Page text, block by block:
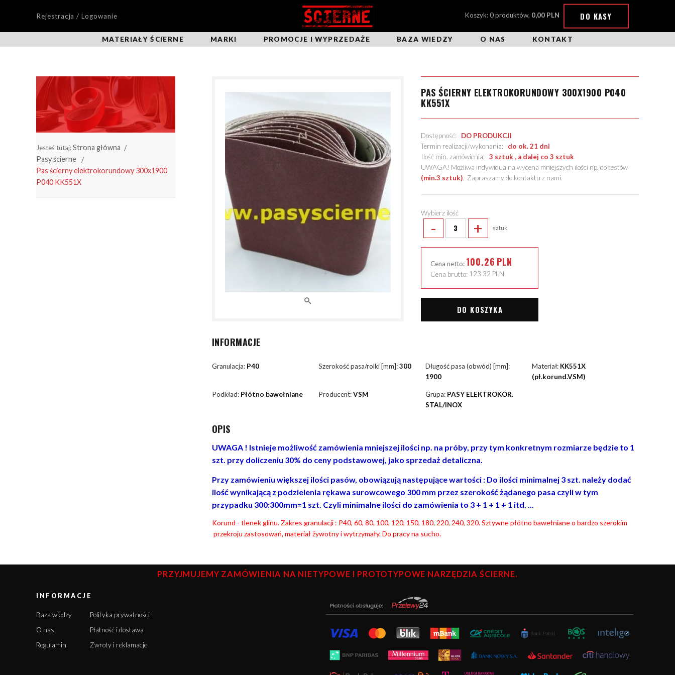
Rejestracja / Logowanie Koszyk: 0 produktów, 0,00 PLN DO KASY
MATERIAŁY ŚCIERNE MARKI PROMOCJE I WYPRZEDAŻE BAZA WIEDZY O NAS KONTAKT
Jesteś tutaj:Strona główna
Pasy ścierne
Pas ścierny elektrokorundowy 300x1900
P040 KK551X
PAS ŚCIERNY ELEKTROKORUNDOWY 300X1900 P040
KK551X
Dostępność: DO PRODUKCJI
Termin realizacji/wykonania: do ok. 21 dni
Ilość min. zamówienia:3 sztuk , a dalej co 3 sztuk
UWAGA! Możliwa indywidualna wycena mniejszych ilości np. do testów
(min.3 sztuk). Zapraszamy do kontaktu z nami.
Wybierz ilość
- + sztuk
Cena netto: 100.26 PLN
Cena brutto: 123.32 PLN
DO KOSZYKA
INFORMACJE
Granulacja: P40 Szerokość pasa/rolki [mm]:300
Długość pasa (obwód) [mm]:
1900
Materiał: KK551X
(pł.korund.VSM)
Podkład: Płótno bawełniane Producent:VSM Grupa: PASY ELEKTROKOR.
STAL/INOX
OPIS
UWAGA ! Istnieje możliwość zamówienia mniejszej ilości np. na próby, przy tym konkretnym rozmiarze będzie to 1
szt. przy doliczeniu 30% do ceny podstawowej, jako sprzedaż detaliczna.
Przy zamówieniu większej ilości pasów, obowiązują następujące wartości : Do ilości minimalnej 3 szt. należy dodać
ilość wynikającą z podzielenia rękawa surowcowego 300 mm przez szerokość żądanego pasa czyli w tym
przypadku 300:300mm=1 szt. Czyli minimalne ilości do zamówienia to 3 + 1 + 1 + 1 itd. ...
Korund - tlenek glinu. Zakres granulacji : P40, 60, 80, 100, 120, 150, 180, 220, 240, 320. Sztywne płótno bawełniane o bardzo szerokim
przekroju zastosowań, materiał żywotny i wytrzymały. Do pracy na sucho.
PRZYJMUJEMY ZAMÓWIENIA NA NIETYPOWE I PROTOTYPOWE NARZĘDZIA ŚCIERNE.
INFORMACJE
Baza wiedzy
O nas
Regulamin
Polityka prywatności
Płatność i dostawa
Zwroty i reklamacje